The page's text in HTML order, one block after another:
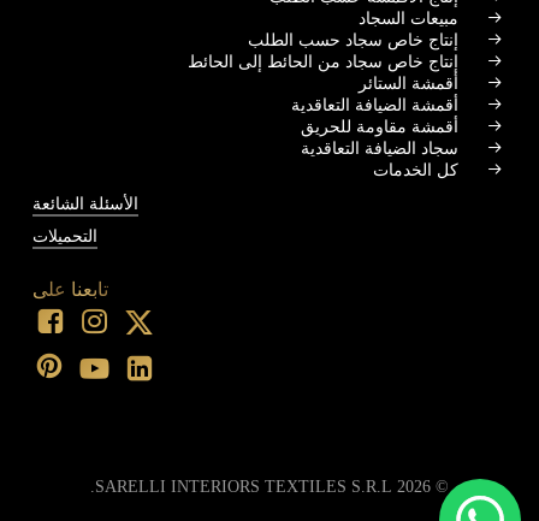
مبيعات السجاد
إنتاج خاص سجاد حسب الطلب
إنتاج خاص سجاد من الحائط إلى الحائط
أقمشة الستائر
أقمشة الضيافة التعاقدية
أقمشة مقاومة للحريق
سجاد الضيافة التعاقدية
كل الخدمات
الأسئلة الشائعة
التحميلات
تابعنا على
©
2026